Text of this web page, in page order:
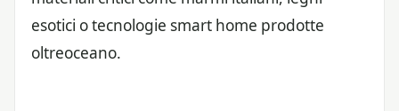
esotici o tecnologie smart home prodotte
oltreoceano.